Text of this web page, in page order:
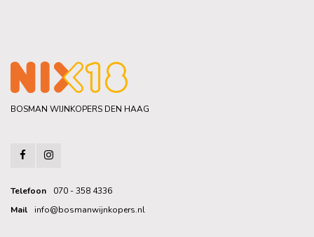
BOSMAN WIJNKOPERS DEN HAAG
Telefoon
070 - 358 4336
Mail
info@bosmanwijnkopers.nl